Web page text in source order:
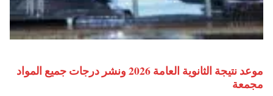
موعد نتيجة الثانوية العامة 2026 ونشر درجات جميع المواد
مجمعة